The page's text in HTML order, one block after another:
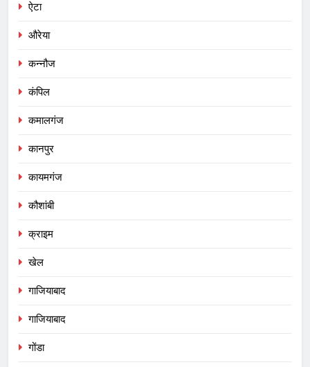
ऐटा
औरेया
कन्नौज
कंपिल
कमालगंज
कानपुर
कायमगंज
कौशांबी
क्राइम
खेल
गाजियाबाद
गाजियाबाद
गोंडा